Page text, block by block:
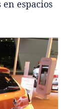
espacios